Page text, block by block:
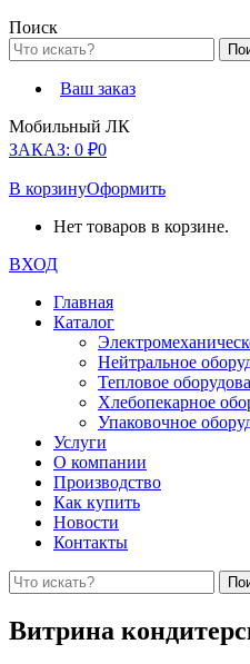
Поиск
Ваш заказ
Мобильный ЛК
ЗАКАЗ: 0 ₽0
В корзинуОформить
Нет товаров в корзине.
ВХОД
Главная
Каталог
Нейтральное
Тепловое
Хлебопекарное
Упаковочное
Услуги
О компании
Производство
Как купить
Новости
Контакты
Витрина